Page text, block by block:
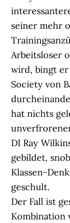
seiner mehr
Arbeitsloser
wird, bingt
Society von
hat nichts
DI Ray
gebildet,
Klassen-
geschult.
Der Fall ist
Kombination